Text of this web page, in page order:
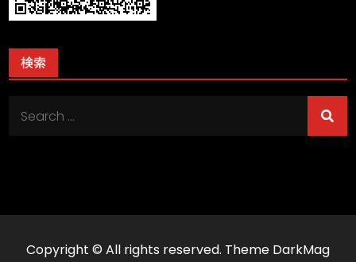
検索
Copyright © All rights reserved. Theme DarkMag